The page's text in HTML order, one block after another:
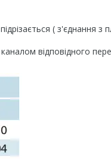
( з'єднання з
відповідного